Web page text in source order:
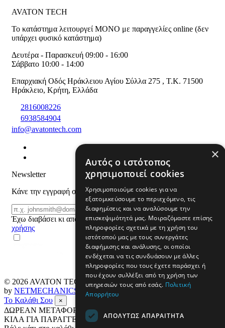
AVATON TECH
Το κατάστημα λειτουργεί ΜΟΝΟ με παραγγελίες online (δεν
υπάρχει φυσικό κατάστημα)
Δευτέρα - Παρασκευή 09:00 - 16:00
Σάββατο 10:00 - 14:00
Επαρχιακή Οδός Ηράκλειου Αγίου Σύλλα 275 , T.K. 71500
Ηράκλειο, Κρήτη, Ελλάδα
2816008226
6938584904
info@avatontech.com
Newsletter
Κάνε την εγγραφή σου και μάθε για προϊόντα και προσφορές
Email
ΕΓΓΡΑΦΗ
Έχω διαβάσει κι αποδέχομαι τουςόρους
χρήσης
© 2026 AVATON TECH
All rights reserved Designed & developed
by NETMECHANICS
Το Καλάθι Σου
×
ΔΩΡΕΑΝ ΜΕΤΑΦΟΡΙΚΑ ΣΕ ΟΛΗ ΤΗΝ ΕΛΛΑΔΑ ΕΩΣ 4
ΚΙΛΑ ΓΙΑ ΠΑΡΑΓΓΕΛΙΕΣ ΑΝΩ ΤΩΝ 69€
×
Αυτός ο ιστότοπος
χρησιμοποιεί cookies
Χρησιμοποιούμε cookies για να
εξατομικεύσουμε το περιεχόμενο, τις
διαφημίσεις και να αναλύσουμε την
επισκεψιμότητά μας. Μοιραζόμαστε επίσης
πληροφορίες σχετικά με τη χρήση του
ιστότοπού μας με τους συνεργάτες
διαφήμισης και ανάλυσης, οι οποίοι
ενδέχεται να τις συνδυάσουν με άλλες
πληροφορίες που τους έχετε παράσχει ή
που έχουν συλλέξει από τη χρήση των
υπηρεσιών τους από εσάς. Πολιτική
Απορρήτου
ΑΠΟΛΎΤΩΣ ΑΠΑΡΑΊΤΗΤΑ